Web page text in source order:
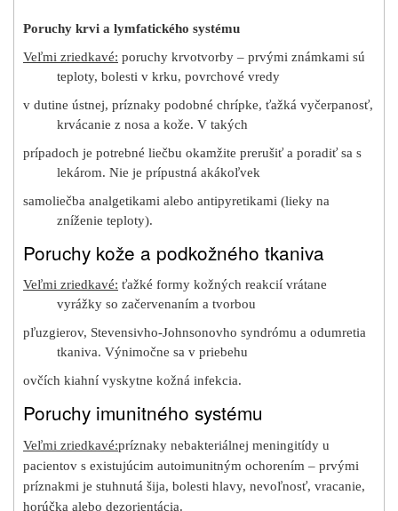
Poruchy krvi a lymfatického systému
Veľmi zriedkavé: poruchy krvotvorby – prvými známkami sú
teploty, bolesti v krku, povrchové vredy
v dutine ústnej, príznaky podobné chrípke, ťažká vyčerpanosť,
krvácanie z nosa a kože. V takých
prípadoch je potrebné liečbu okamžite prerušiť a poradiť sa s
lekárom. Nie je prípustná akákoľvek
samoliečba analgetikami alebo antipyretikami (lieky na
zníženie teploty).
Poruchy kože a podkožného tkaniva
Veľmi zriedkavé: ťažké formy kožných reakcií vrátane
vyrážky so začervenaním a tvorbou
pľuzgierov, Stevensivho-Johnsonovho syndrómu a odumretia
tkaniva. Výnimočne sa v priebehu
ovčích kiahní vyskytne kožná infekcia.
Poruchy imunitného systému
Veľmi zriedkavé:príznaky nebakteriálnej meningitídy u
pacientov s existujúcim autoimunitným ochorením – prvými
príznakmi je stuhnutá šija, bolesti hlavy, nevoľnosť, vracanie,
horúčka alebo dezorientácia.